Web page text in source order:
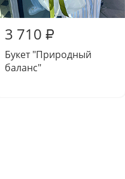
3 710 ₽
Букет "Природный
баланс"